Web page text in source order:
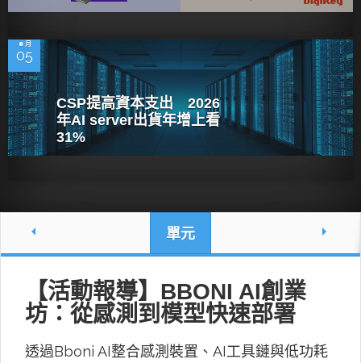
8 月
05
CSP提高資本支出 2026
年AI server出貨年增上看
31%
單元
【活動報導】BBONI AI創業
坊：從感測到模型快速部署
透過Bboni AI整合感測裝置、AI工具鏈與低功耗